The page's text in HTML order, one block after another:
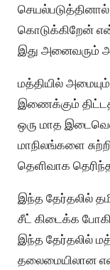
கொடுக்கிறேன்
இது அனைவரும்
மத்தியில்
இணைக்கும்
ஒரு மாத
மாநிலங்களை
தெளிவாக
இந்த தேர்தலில்
சீட் கிடைக்க
இந்த தேர்தலில்
தலைமையிலான என்